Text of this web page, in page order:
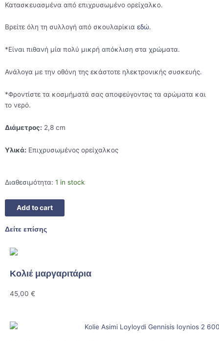
Κατασκευασμένα από επιχρυσωμένο ορείχαλκο.
Βρείτε όλη τη συλλογή από σκουλαρίκια εδώ.
*Είναι πιθανή μία πολύ μικρή απόκλιση στα χρώματα.
Ανάλογα με την οθόνη της εκάστοτε ηλεκτρονικής συσκευής.
*Φροντίστε τα κοσμήματά σας αποφεύγοντας τα αρώματα και
το νερό.
Διάμετρος: 2,8 cm
Υλικά: Επιχρυσωμένος ορείχαλκος
Διαθεσιμότητα: 1 in stock
Add to cart
Δείτε επίσης
Κολιέ μαργαριτάρια
45,00 €